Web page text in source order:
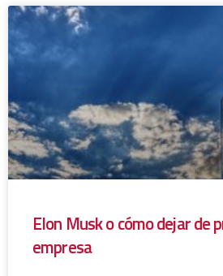
Elon Musk o cómo dejar de
empresa